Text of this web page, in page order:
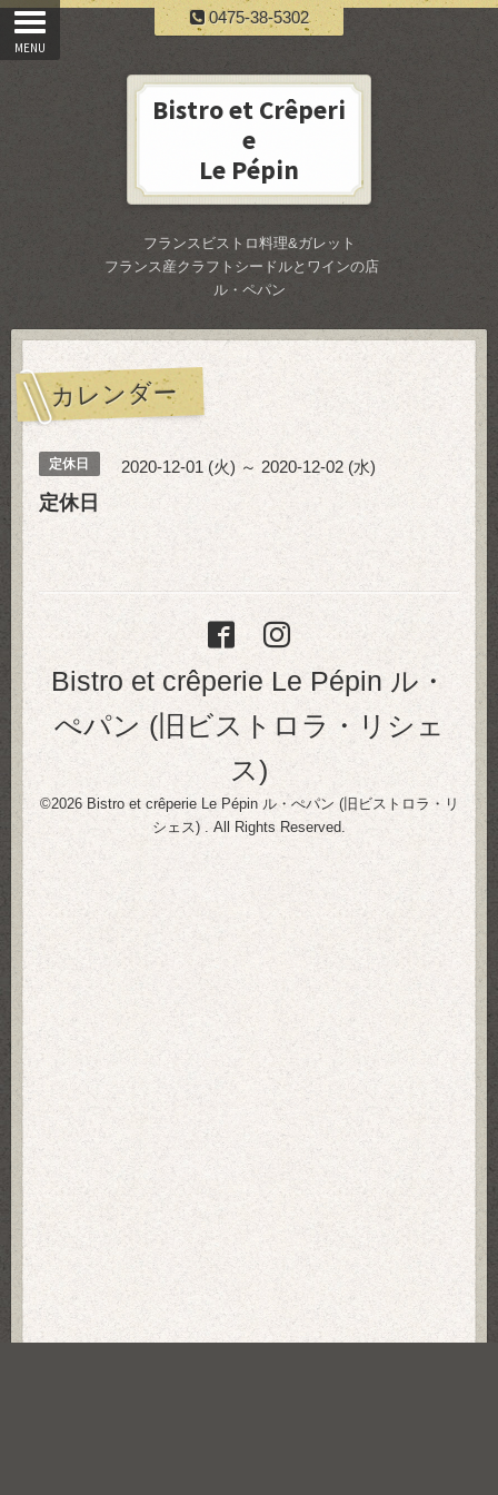
0475-38-5302
Bistro et Crêperi
e
Le Pépin
フランスビストロ料理&ガレット
フランス産クラフトシードルとワインの店
ル・ペパン
カレンダー
定休日 2020-12-01 (火) ～ 2020-12-02 (水)
定休日
Bistro et crêperie Le Pépin ル・
ぺパン (旧ビストロラ・リシェ
ス)
©2026 Bistro et crêperie Le Pépin ル・ぺパン (旧ビストロラ・リ
シェス)
. All Rights Reserved.